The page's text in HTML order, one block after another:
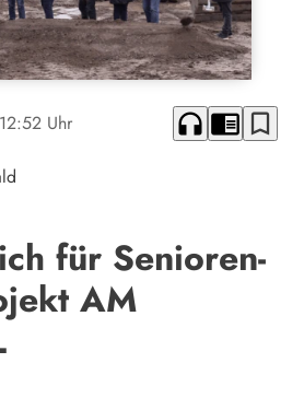
Uhr headphones chrome_reader_mode bookmark_border
für Senioren-
AM